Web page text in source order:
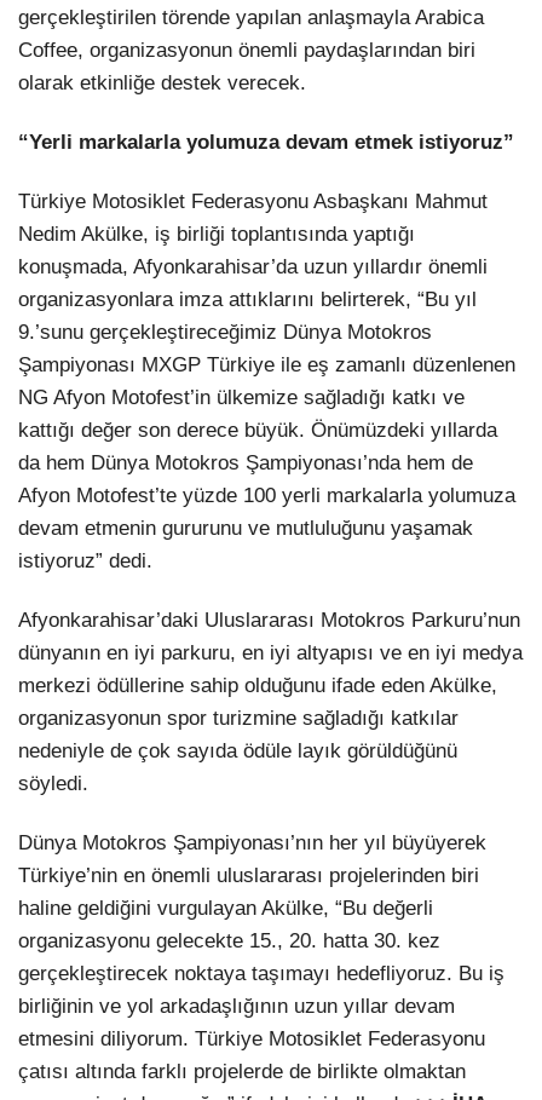
gerçekleştirilen törende yapılan anlaşmayla Arabica
Coffee, organizasyonun önemli paydaşlarından biri
olarak etkinliğe destek verecek.
“Yerli markalarla yolumuza devam etmek istiyoruz”
Türkiye Motosiklet Federasyonu Asbaşkanı Mahmut
Nedim Akülke, iş birliği toplantısında yaptığı
konuşmada, Afyonkarahisar’da uzun yıllardır önemli
organizasyonlara imza attıklarını belirterek, “Bu yıl
9.’sunu gerçekleştireceğimiz Dünya Motokros
Şampiyonası MXGP Türkiye ile eş zamanlı düzenlenen
NG Afyon Motofest’in ülkemize sağladığı katkı ve
kattığı değer son derece büyük. Önümüzdeki yıllarda
da hem Dünya Motokros Şampiyonası’nda hem de
Afyon Motofest’te yüzde 100 yerli markalarla yolumuza
devam etmenin gururunu ve mutluluğunu yaşamak
istiyoruz” dedi.
Afyonkarahisar’daki Uluslararası Motokros Parkuru’nun
dünyanın en iyi parkuru, en iyi altyapısı ve en iyi medya
merkezi ödüllerine sahip olduğunu ifade eden Akülke,
organizasyonun spor turizmine sağladığı katkılar
nedeniyle de çok sayıda ödüle layık görüldüğünü
söyledi.
Dünya Motokros Şampiyonası’nın her yıl büyüyerek
Türkiye’nin en önemli uluslararası projelerinden biri
haline geldiğini vurgulayan Akülke, “Bu değerli
organizasyonu gelecekte 15., 20. hatta 30. kez
gerçekleştirecek noktaya taşımayı hedefliyoruz. Bu iş
birliğinin ve yol arkadaşlığının uzun yıllar devam
etmesini diliyorum. Türkiye Motosiklet Federasyonu
çatısı altında farklı projelerde de birlikte olmaktan